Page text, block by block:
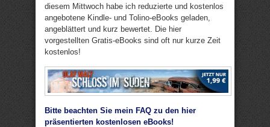
diesem Mittwoch habe ich reduzierte und kostenlos
angebotene Kindle- und Tolino-eBooks geladen,
angeblättert und kurz bewertet. Die hier
vorgestellten Gratis-eBooks sind oft nur kurze Zeit
kostenlos!
Bitte beachten Sie mein FAQ zu den hier
präsentierten kostenlosen eBooks!